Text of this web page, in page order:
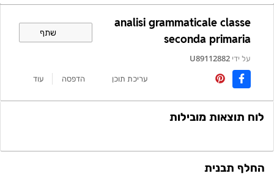
analisi grammaticale classe
seconda primaria
שתף
על ידי U89112882
עריכת תוכן
הדפסה עוד
לוח תוצאות מובילות
החלף תבנית